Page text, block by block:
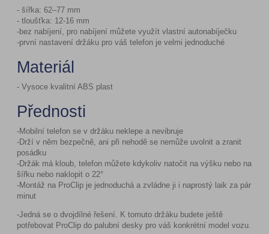
- šířka: 62–77 mm
- tloušťka: 12-16 mm
-bez nabíjení, pro nabíjení můžete využít vlastní autonabíječku
-první nastavení držáku pro váš telefon je velmi jednoduché
Materiál
- Vysoce kvalitní ABS plast
Přednosti
-Mobilní telefon se v držáku neklepe a nevibruje
-Drží v něm bezpečně, ani při nehodě se nemůže uvolnit a zranit
posádku
-Držák má kloub, telefon můžete kdykoliv natočit na výšku nebo na
šířku nebo naklopit o 22°
-Montáž na ProClip je jednoduchá a zvládne ji i naprostý laik za pár
minut
-Jedná se o dvojdílné řešení. K tomuto držáku budete ještě
potřebovat ProClip do palubní desky pro váš konkrétní model vozu.